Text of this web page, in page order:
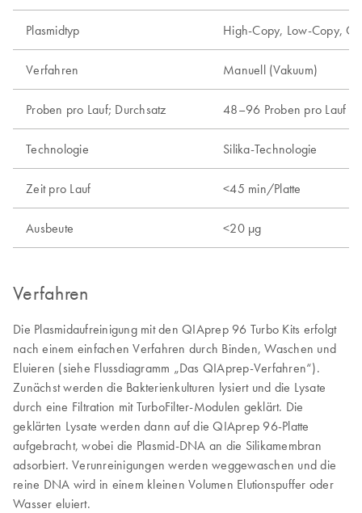
Plasmidtyp High-Copy, Low-Copy,
Verfahren Manuell (Vakuum)
Proben pro Lauf; Durchsatz 48–96 Proben pro Lauf
Technologie Silika-Technologie
Zeit pro Lauf <45 min/Platte
Ausbeute <20 µg
Verfahren
Die Plasmidaufreinigung mit den QIAprep 96 Turbo Kits erfolgt
nach einem einfachen Verfahren durch Binden, Waschen und
Eluieren (siehe Flussdiagramm „Das QIAprep-Verfahren“).
Zunächst werden die Bakterienkulturen lysiert und die Lysate
durch eine Filtration mit TurboFilter-Modulen geklärt. Die
geklärten Lysate werden dann auf die QIAprep 96-Platte
aufgebracht, wobei die Plasmid-DNA an die Silikamembran
adsorbiert. Verunreinigungen werden weggewaschen und die
reine DNA wird in einem kleinen Volumen Elutionspuffer oder
Wasser eluiert.